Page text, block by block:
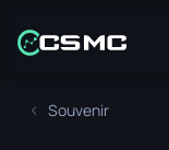
Souvenir